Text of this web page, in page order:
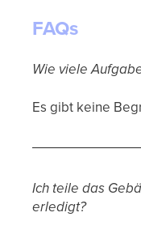
FAQs
Wie viele
Es gibt keine
Ich teile das
erledigt?